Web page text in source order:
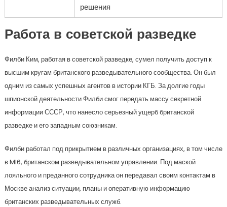
решения
Работа в советской разведке
Филби Ким, работая в советской разведке, сумел получить доступ к
высшим кругам британского разведывательного сообщества. Он был
одним из самых успешных агентов в истории КГБ. За долгие годы
шпионской деятельности Филби смог передать массу секретной
информации СССР, что нанесло серьезный ущерб британской
разведке и его западным союзникам.
Филби работал под прикрытием в различных организациях, в том числе
в MI6, британском разведывательном управлении. Под маской
лояльного и преданного сотрудника он передавал своим контактам в
Москве анализ ситуации, планы и оперативную информацию
британских разведывательных служб.